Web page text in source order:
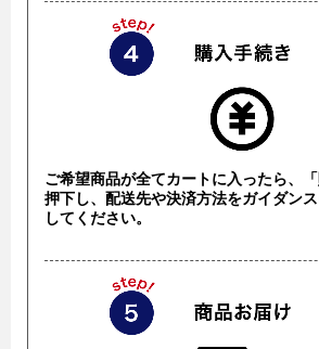
ご希望商品が全てカートに入ったら、
押下し、配送先や決済方法をガイダン
してください。